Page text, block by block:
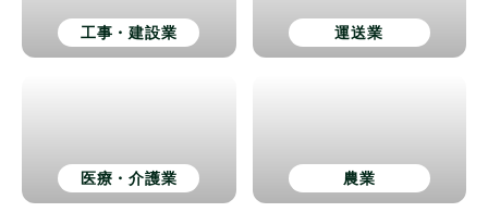
工事・建設業 運送業
医療・介護業 農業